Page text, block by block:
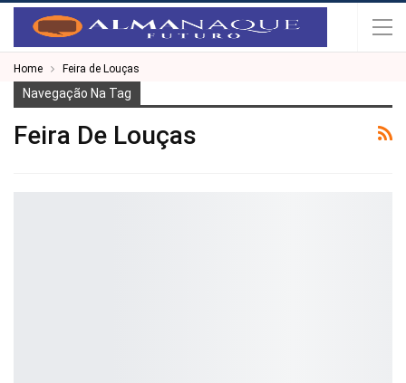
Home Feira de Louças
Navegação Na Tag
Feira De Louças